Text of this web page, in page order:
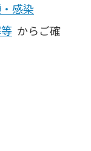
感染
からご確